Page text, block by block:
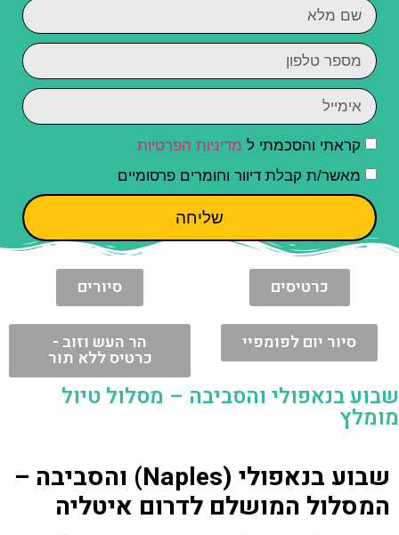
קראתי והסכמתי ל מדיניות הפרטיות
מאשר/ת קבלת דיוור וחומרים פרסומיים
שליחה
כרטיסים סיורים
סיור יום לפומפיי הר העש וזוב -
כרטיס ללא תור
שבוע בנאפולי והסביבה – מסלול טיול
מומלץ
שבוע בנאפולי (Naples) והסביבה –
המסלול המושלם לדרום איטליה